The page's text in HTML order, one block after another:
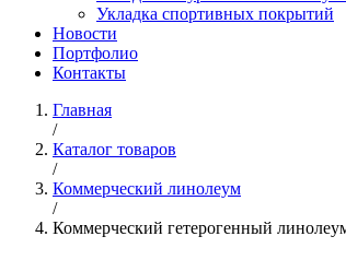
Укладка спортивных покрытий
Новости
Портфолио
Контакты
Главная
/
Каталог товаров
/
Коммерческий линолеум
/
Коммерческий гетерогенный